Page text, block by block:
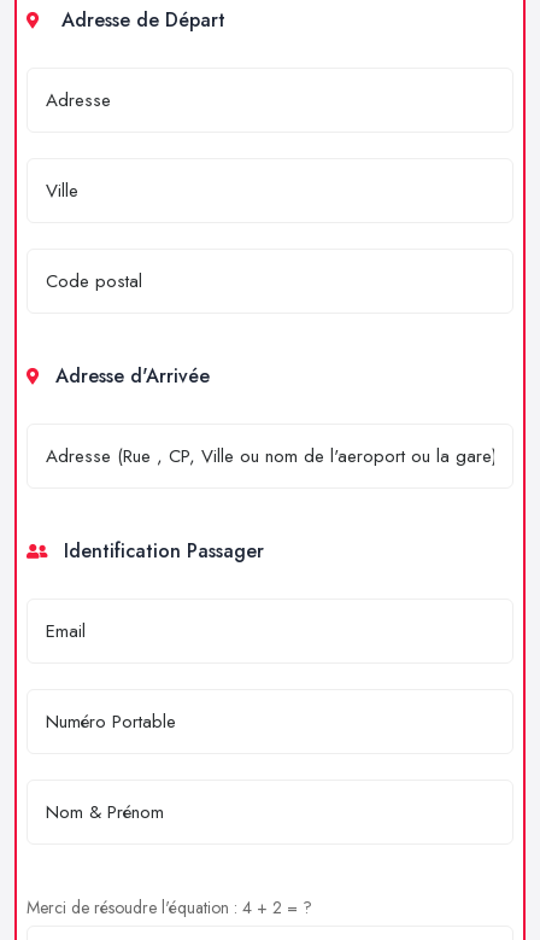
Adresse de Départ
Adresse d'Arrivée
Identification Passager
Merci de résoudre l'équation : 4 + 2 = ?